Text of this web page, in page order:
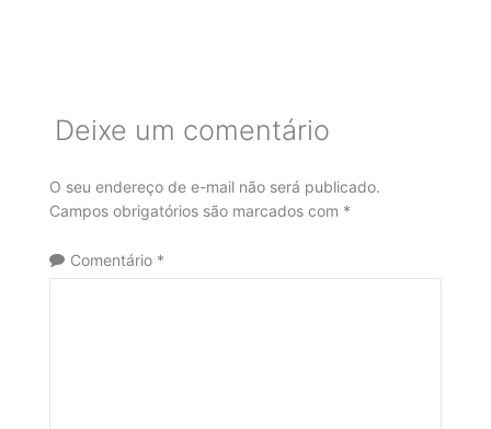
Deixe um comentário
O seu endereço de e-mail não será publicado.
Campos obrigatórios são marcados com *
Comentário *